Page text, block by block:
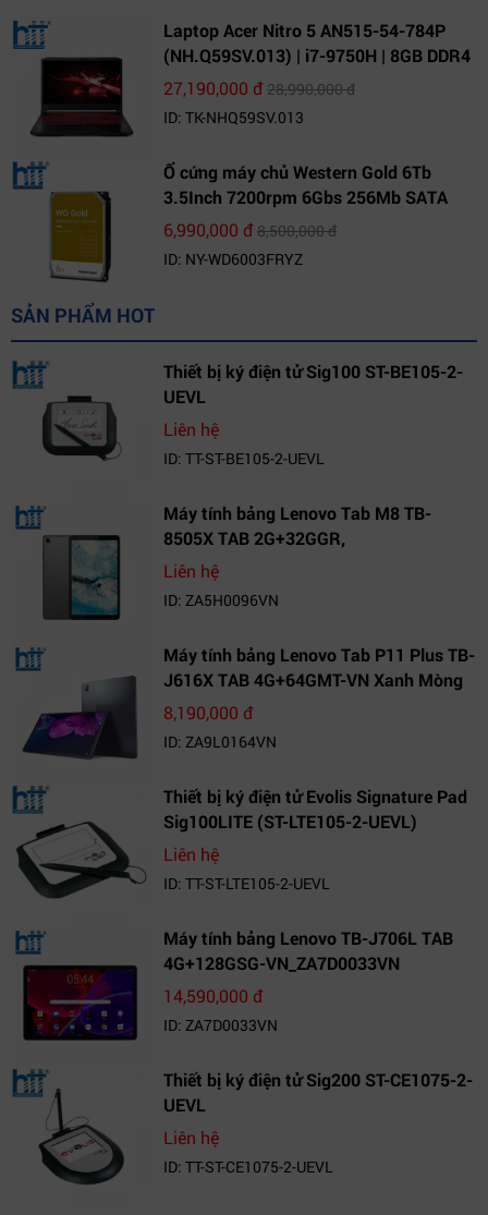
Laptop Acer Nitro 5 AN515-54-784P
(NH.Q59SV.013) | i7-9750H | 8GB DDR4
| 1TB HDD | GeForce GTX 1650 4GB |
27,190,000 đ28,990,000 đ
ID: TK-NHQ59SV.013
Ổ cứng máy chủ Western Gold 6Tb
3.5Inch 7200rpm 6Gbs 256Mb SATA
(WD6003FRYZ)
6,990,000 đ8,500,000 đ
ID: NY-WD6003FRYZ
SẢN PHẨM HOT
Thiết bị ký điện tử Sig100 ST-BE105-2-
UEVL
Liên hệ
ID: TT-ST-BE105-2-UEVL
Máy tính bảng Lenovo Tab M8 TB-
8505X TAB 2G+32GGR,
VN_ZA5H0096VN
Liên hệ
ID: ZA5H0096VN
Máy tính bảng Lenovo Tab P11 Plus TB-
J616X TAB 4G+64GMT-VN Xanh Mòng
Két_ZA9L0164VN
8,190,000 đ
ID: ZA9L0164VN
Thiết bị ký điện tử Evolis Signature Pad
Sig100LITE (ST-LTE105-2-UEVL)
Liên hệ
ID: TT-ST-LTE105-2-UEVL
Máy tính bảng Lenovo TB-J706L TAB
4G+128GSG-VN_ZA7D0033VN
14,590,000 đ
ID: ZA7D0033VN
Thiết bị ký điện tử Sig200 ST-CE1075-2-
UEVL
Liên hệ
ID: TT-ST-CE1075-2-UEVL